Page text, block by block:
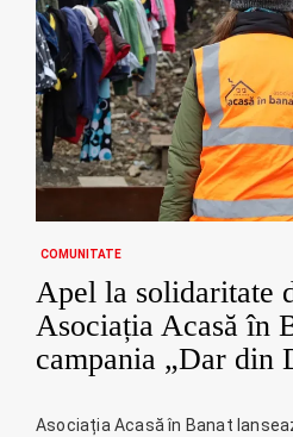
COMUNITATE
Apel la solidaritate
Asociația Acasă în
campania „Dar din
Asociația Acasă în Banat